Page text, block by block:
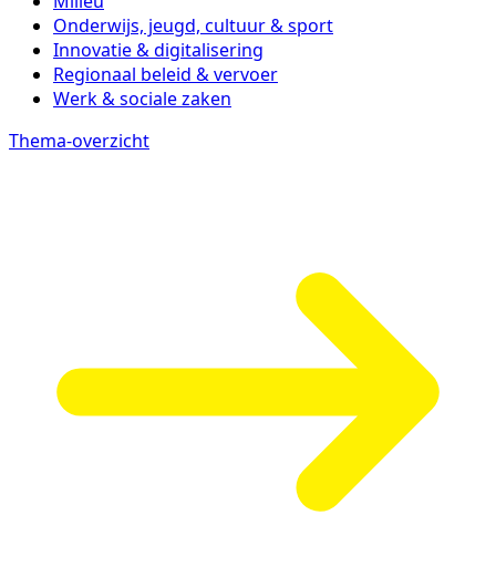
Onderwijs, jeugd, cultuur & sport
Innovatie & digitalisering
Regionaal beleid & vervoer
Werk & sociale zaken
Thema-overzicht